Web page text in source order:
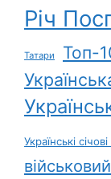
Річ
Татари Топ-
Українські